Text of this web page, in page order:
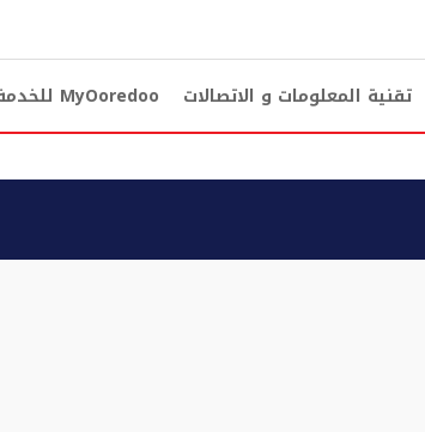
تقنية المعلومات و الاتصالات MyOoredoo